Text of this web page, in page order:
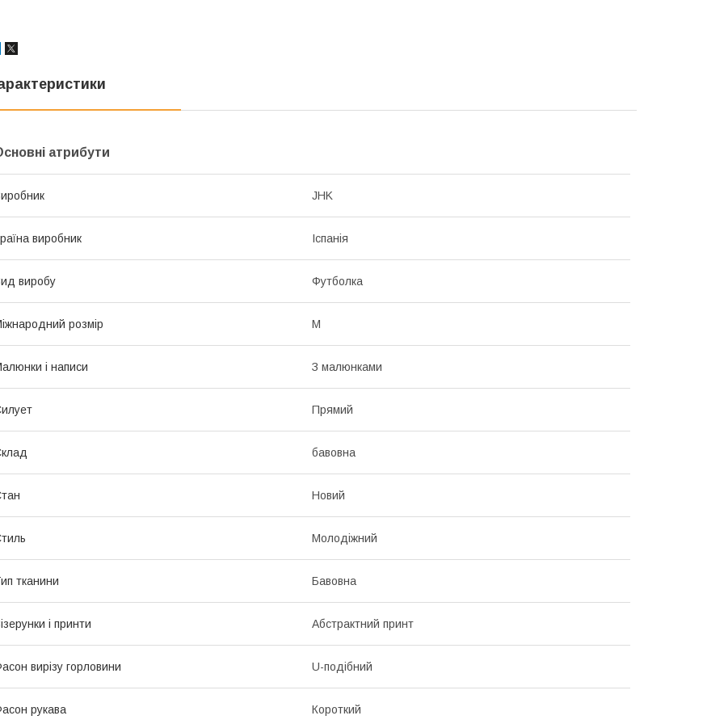
атрибути
JHK
виробник Іспанія
виробу Футболка
розмір M
і написи З малюнками
Прямий
бавовна
Новий
Молодіжний
тканини Бавовна
і принти Абстрактний принт
вирізу горловини U-подібний
рукава Короткий